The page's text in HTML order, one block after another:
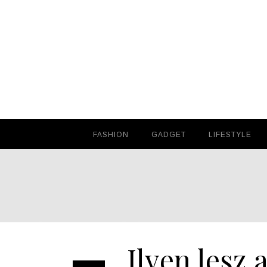
FASHION
FASHION GADGET
GADGET LIFESTYLE
LIFESTYLE
Ilyen lesz